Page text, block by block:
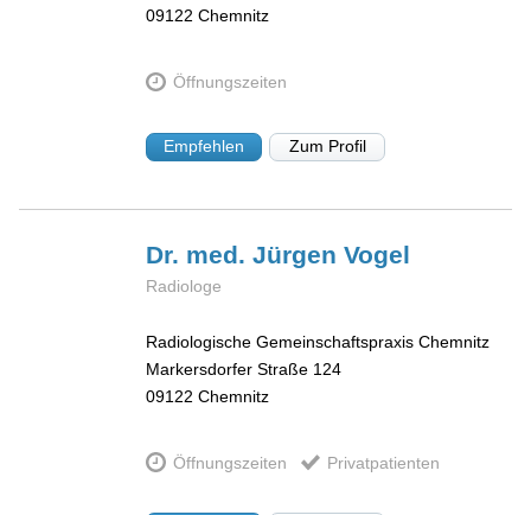
09122 Chemnitz
Öffnungszeiten
Empfehlen Zum Profil
Dr. med. JürgenVogel
Radiologe
Radiologische Gemeinschaftspraxis Chemnitz
Markersdorfer Straße 124
09122 Chemnitz
Öffnungszeiten Privatpatienten